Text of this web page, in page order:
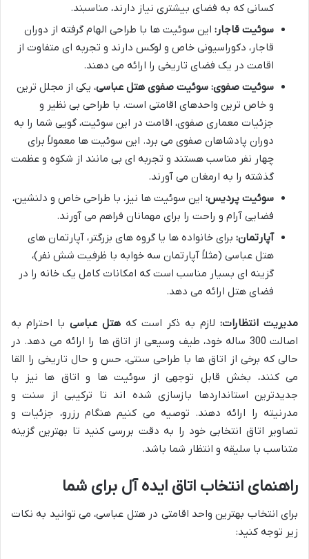
کسانی که به فضای بیشتری نیاز دارند، مناسبند.
سوئیت قاجار: این سوئیت ها با طراحی الهام گرفته از دوران
قاجار، دکوراسیونی خاص و لوکس دارند و تجربه ای متفاوت از
اقامت در یک فضای تاریخی را ارائه می دهند.
سوئیت صفوی: سوئیت صفوی هتل عباسی، یکی از مجلل ترین
و خاص ترین واحدهای اقامتی است. با طراحی بی نظیر و
جزئیات معماری صفوی، اقامت در این سوئیت، گویی شما را به
دوران پادشاهان صفوی می برد. این سوئیت ها معمولاً برای
چهار نفر مناسب هستند و تجربه ای بی مانند از شکوه و عظمت
گذشته را به ارمغان می آورند.
سوئیت پردیس: این سوئیت ها نیز، با طراحی خاص و دلنشین،
فضایی آرام و راحت را برای مهمانان فراهم می آورند.
آپارتمان: برای خانواده ها یا گروه های بزرگتر، آپارتمان های
هتل عباسی (مثلاً آپارتمان سه خوابه با ظرفیت شش نفر)،
گزینه ای بسیار مناسب است که امکانات کامل یک خانه را در
فضای هتل ارائه می دهد.
مدیریت انتظارات: لازم به ذکر است که هتل عباسی با احترام به
اصالت 300 ساله خود، طیف وسیعی از اتاق ها را ارائه می دهد. در
حالی که برخی از اتاق ها با طراحی سنتی، حس و حال تاریخی را القا
می کنند، بخش قابل توجهی از سوئیت ها و اتاق ها نیز با
جدیدترین استانداردها بازسازی شده اند تا ترکیبی از سنت و
مدرنیته را ارائه دهند. توصیه می کنیم هنگام رزرو، جزئیات و
تصاویر اتاق انتخابی خود را به دقت بررسی کنید تا بهترین گزینه
متناسب با سلیقه و انتظار شما باشد.
راهنمای انتخاب اتاق ایده آل برای شما
برای انتخاب بهترین واحد اقامتی در هتل عباسی، می توانید به نکات
زیر توجه کنید: